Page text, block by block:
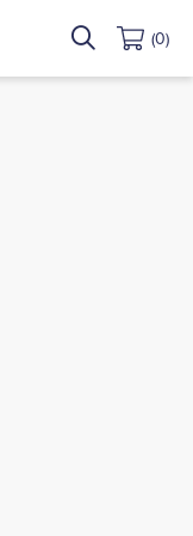
Sök
efter:
(0)